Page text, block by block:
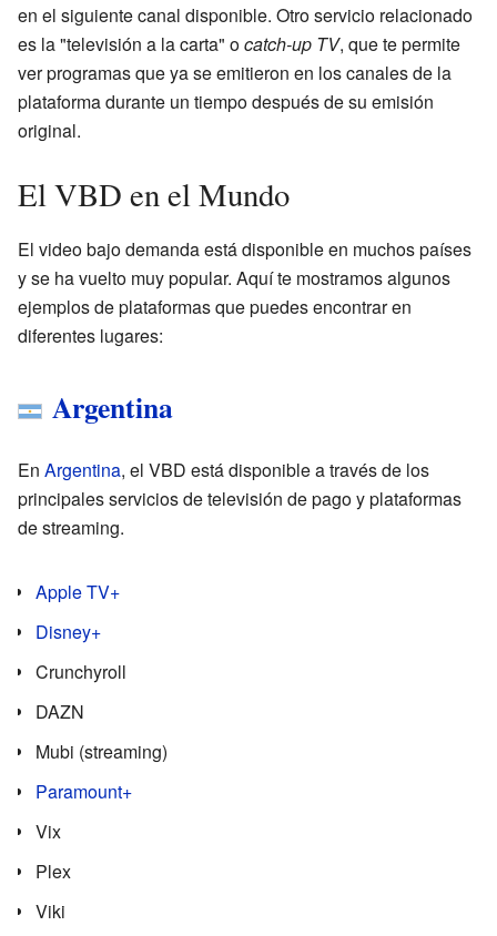
en el siguiente canal disponible. Otro servicio relacionado
es la "televisión a la carta" ocatch-up TV, que te permite
ver programas que ya se emitieron en los canales de la
plataforma durante un tiempo después de su emisión
original.
El VBD en el Mundo
El video bajo demanda está disponible en muchos países
y se ha vuelto muy popular. Aquí te mostramos algunos
ejemplos de plataformas que puedes encontrar en
diferentes lugares:
Argentina
En Argentina, el VBD está disponible a través de los
principales servicios de televisión de pago y plataformas
de streaming.
Apple TV+
Disney+
Crunchyroll
DAZN
Mubi (streaming)
Paramount+
Vix
Plex
Viki